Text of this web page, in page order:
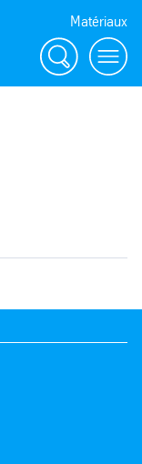
Matériaux
Search menu